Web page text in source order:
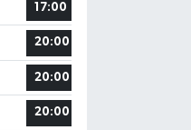
17:00
20:00
20:00
20:00